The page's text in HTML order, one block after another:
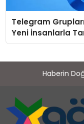
Telegram
Yeni İnsanlarla
Haberin